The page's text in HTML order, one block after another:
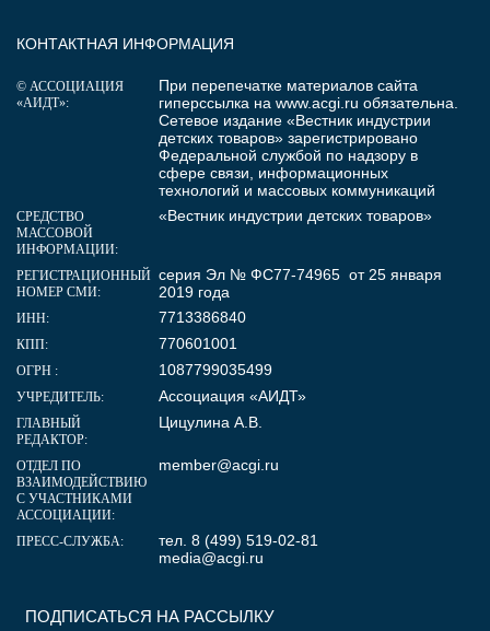
ПОДПИСАТЬСЯ НА РАССЫЛКУ
КОНТАКТНАЯ ИНФОРМАЦИЯ
© АССОЦИАЦИЯ
«АИДТ»:
При перепечатке материалов сайта
гиперссылка на www.acgi.ru обязательна.
Сетевое издание «Вестник индустрии
детских товаров» зарегистрировано
Федеральной службой по надзору в
сфере связи, информационных
технологий и массовых коммуникаций
СРЕДСТВО
МАССОВОЙ
ИНФОРМАЦИИ:
«Вестник индустрии детских товаров»
РЕГИСТРАЦИОННЫЙ
НОМЕР СМИ:
серия Эл № ФС77-74965 от 25 января
2019 года
ИНН: 7713386840
КПП: 770601001
ОГРН : 1087799035499
УЧРЕДИТЕЛЬ: Ассоциация «АИДТ»
ГЛАВНЫЙ
РЕДАКТОР:
Цицулина А.В.
ОТДЕЛ ПО
ВЗАИМОДЕЙСТВИЮ
С УЧАСТНИКАМИ
АССОЦИАЦИИ:
member@acgi.ru
ПРЕСС-СЛУЖБА:
тел. 8 (499) 519-02-81
media@acgi.ru